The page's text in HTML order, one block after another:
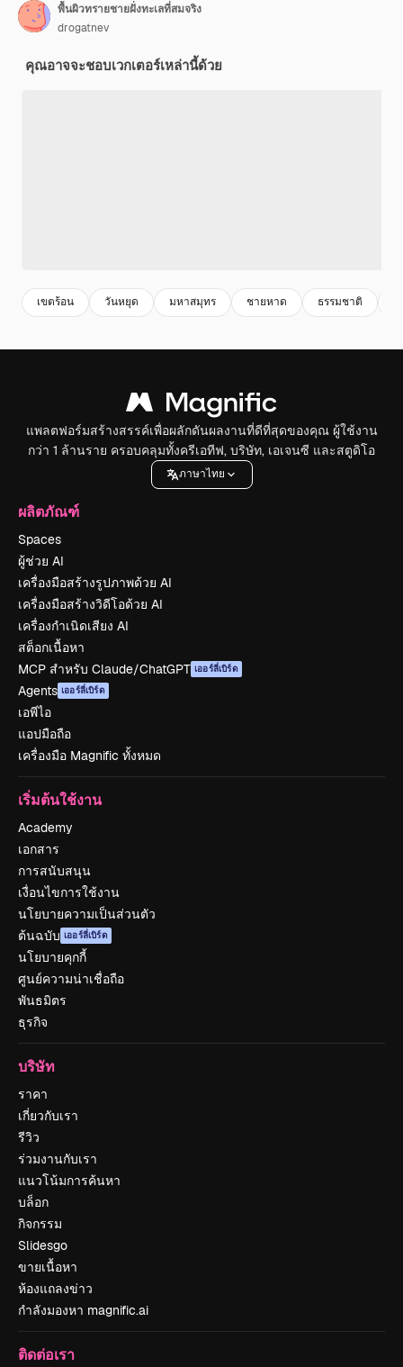
พื้นผิวทรายชายฝั่งทะเลที่สมจริง
drogatnev
คุณอาจจะชอบเวกเตอร์เหล่านี้ด้วย
เขตร้อน วันหยุด มหาสมุทร ชายหาด ธรรมชาติ
แพลตฟอร์มสร้างสรรค์เพื่อผลักดันผลงานที่ดีที่สุดของคุณ ผู้ใช้งาน
กว่า 1 ล้านราย ครอบคลุมทั้งครีเอทีฟ, บริษัท, เอเจนซี และสตูดิโอ
ภาษาไทย
ผลิตภัณฑ์
Spaces
ผู้ช่วย AI
เครื่องมือสร้างรูปภาพด้วย AI
เครื่องมือสร้างวิดีโอด้วย AI
เครื่องกำเนิดเสียง AI
สต็อกเนื้อหา
MCP สำหรับ Claude/ChatGPT เออร์ลี่เบิร์ด
Agents เออร์ลี่เบิร์ด
เอพีไอ
แอปมือถือ
เครื่องมือ Magnific ทั้งหมด
เริ่มต้นใช้งาน
Academy
เอกสาร
การสนับสนุน
เงื่อนไขการใช้งาน
นโยบายความเป็นส่วนตัว
ต้นฉบับ เออร์ลี่เบิร์ด
นโยบายคุกกี้
ศูนย์ความน่าเชื่อถือ
พันธมิตร
ธุรกิจ
บริษัท
ราคา
เกี่ยวกับเรา
รีวิว
ร่วมงานกับเรา
แนวโน้มการค้นหา
บล็อก
กิจกรรม
Slidesgo
ขายเนื้อหา
ห้องแถลงข่าว
กำลังมองหา magnific.ai
ติดต่อเรา